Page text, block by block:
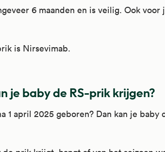
6 maanden en is veilig. Ook voor
is Nirsevimab.
je baby de RS-prik krijgen?
1 april 2025 geboren? Dan kan je baby